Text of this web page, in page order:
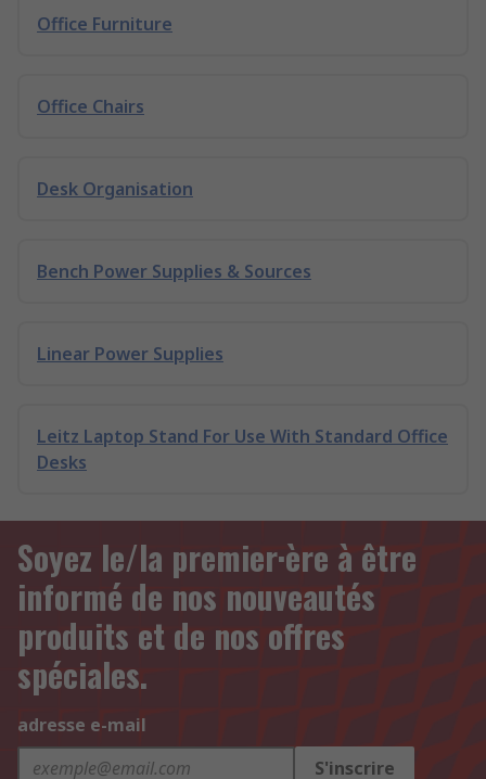
Office Furniture
Office Chairs
Desk Organisation
Bench Power Supplies & Sources
Linear Power Supplies
Leitz Laptop Stand For Use With Standard Office
Desks
Soyez le/la premier·ère à être
informé de nos nouveautés
produits et de nos offres
spéciales.
adresse e-mail
S'inscrire